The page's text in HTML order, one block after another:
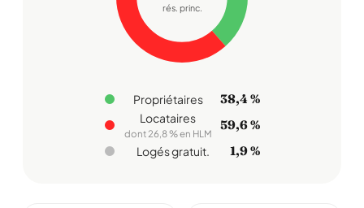
rés. princ.
Propriétaires 38,4 %
Locataires
dont 26,8 % en HLM
59,6 %
Logés gratuit. 1,9 %